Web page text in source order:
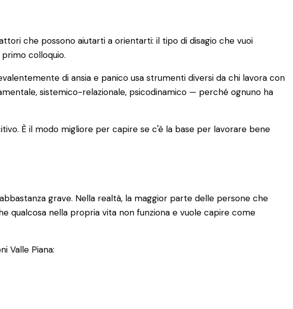
che possono aiutarti a orientarti: il tipo di disagio che vuoi
colloquio.
di ansia e panico usa strumenti diversi da chi lavora con
sistemico-relazionale, psicodinamico — perché ognuno ha
È il modo migliore per capire se c'è la base per lavorare bene
grave. Nella realtà, la maggior parte delle persone che
qualcosa nella propria vita non funziona e vuole capire come
Valle Piana: